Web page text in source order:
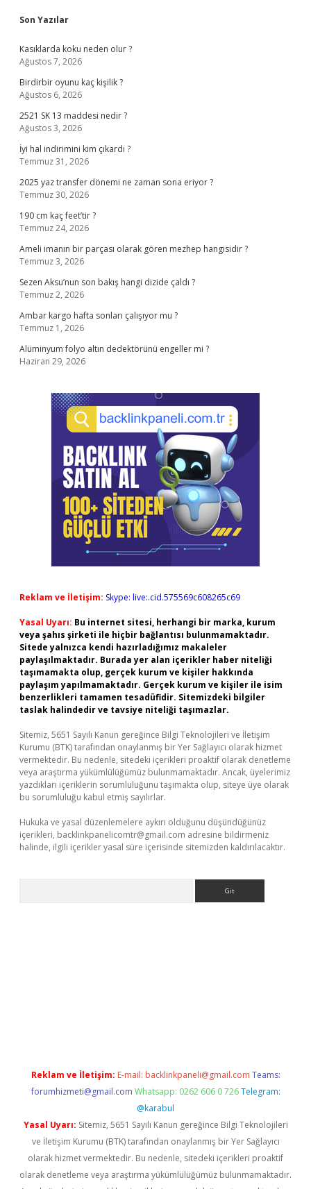
Sidebar
Son Yazılar
Kasıklarda koku neden olur ?
Ağustos 7, 2026
Birdirbir oyunu kaç kişilik ?
Ağustos 6, 2026
2521 SK 13 maddesi nedir ?
Ağustos 3, 2026
İyi hal indirimini kim çıkardı ?
Temmuz 31, 2026
2025 yaz transfer dönemi ne zaman sona eriyor ?
Temmuz 30, 2026
190 cm kaç feet’tir ?
Temmuz 24, 2026
Ameli imanın bir parçası olarak gören mezhep hangisidir ?
Temmuz 3, 2026
Sezen Aksu’nun son bakış hangi dizide çaldı ?
Temmuz 2, 2026
Ambar kargo hafta sonları çalışıyor mu ?
Temmuz 1, 2026
Alüminyum folyo altın dedektörünü engeller mi ?
Haziran 29, 2026
Reklam ve İletişim: Skype: live:.cid.575569c608265c69
Yasal Uyarı: Bu internet sitesi, herhangi bir marka, kurum
veya şahıs şirketi ile hiçbir bağlantısı bulunmamaktadır.
Sitede yalnızca kendi hazırladığımız makaleler
paylaşılmaktadır. Burada yer alan içerikler haber niteliği
taşımamakta olup, gerçek kurum ve kişiler hakkında
paylaşım yapılmamaktadır. Gerçek kurum ve kişiler ile isim
benzerlikleri tamamen tesadüfidir. Sitemizdeki bilgiler
taslak halindedir ve tavsiye niteliği taşımazlar.
Sitemiz, 5651 Sayılı Kanun gereğince Bilgi Teknolojileri ve İletişim
Kurumu (BTK) tarafından onaylanmış bir Yer Sağlayıcı olarak hizmet
vermektedir. Bu nedenle, sitedeki içerikleri proaktif olarak denetleme
veya araştırma yükümlülüğümüz bulunmamaktadır. Ancak, üyelerimiz
yazdıkları içeriklerin sorumluluğunu taşımakta olup, siteye üye olarak
bu sorumluluğu kabul etmiş sayılırlar.
Hukuka ve yasal düzenlemelere aykırı olduğunu düşündüğünüz
içerikleri, backlinkpanelicomtr@gmail.com adresine bildirmeniz
halinde, ilgili içerikler yasal süre içerisinde sitemizden kaldırılacaktır.
Reklam ve İletişim: E-mail: backlinkpaneli@gmail.com Teams:
forumhizmeti@gmail.com Whatsapp: 0262 606 0 726 Telegram:
@karabul
Yasal Uyarı: Sitemiz, 5651 Sayılı Kanun gereğince Bilgi Teknolojileri
ve İletişim Kurumu (BTK) tarafından onaylanmış bir Yer Sağlayıcı
olarak hizmet vermektedir. Bu nedenle, sitedeki içerikleri proaktif
olarak denetleme veya araştırma yükümlülüğümüz bulunmamaktadır.